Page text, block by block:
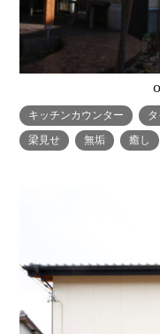
キッチンカウンター
梁見せ
無垢 癒し